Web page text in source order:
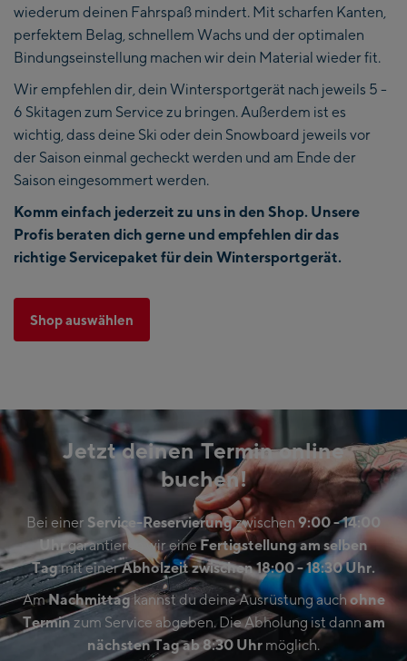
wiederum deinen Fahrspaß mindert. Mit scharfen Kanten,
perfektem Belag, schnellem Wachs und der optimalen
Bindungseinstellung machen wir dein Material wieder fit.
Wir empfehlen dir, dein Wintersportgerät nach jeweils 5 -
6 Skitagen zum Service zu bringen. Außerdem ist es
wichtig, dass deine Ski oder dein Snowboard jeweils vor
der Saison einmal gecheckt werden und am Ende der
Saison eingesommert werden.
Komm einfach jederzeit zu uns in den Shop. Unsere
Profis beraten dich gerne und empfehlen dir das
richtige Servicepaket für dein Wintersportgerät.
Shop auswählen
Jetzt deinen Termin online
buchen!
Bei einer Service-Reservierungzwischen 9:00 - 14:00
Uhrgarantieren wir eineFertigstellung am selben
Tagmit einerAbholzeit zwischen 18:00 - 18:30 Uhr.
AmNachmittagkannst du deine Ausrüstung auch ohne
Termin zum Service abgeben. Die Abholung ist dannam
nächsten Tag ab 8:30 Uhr möglich.